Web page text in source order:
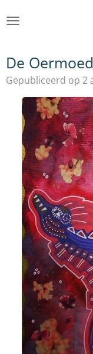
direct
hoofdinhoud
De
Gepubliceerd op 2